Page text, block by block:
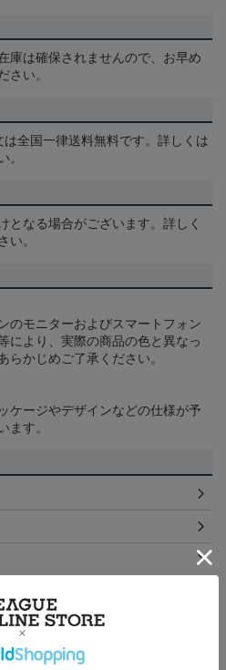
庫は確保されませんので、お早め
さい。
全国一律送料無料です。詳しくは
。
となる場合がございます。詳しく
い。
のモニターおよびスマートフォン
により、実際の商品の色と異なっ
らかじめご了承ください。
ケージやデザインなどの仕様が予
ます。